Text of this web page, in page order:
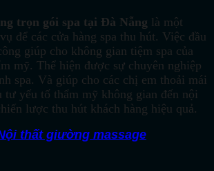
trọn gói spa tại Đà Nẵng là một
để các cửa hàng spa thu hút. Việc đầu
giúp cho không gian tiệm spa của
mỹ. Thể hiện được sự chuyên nghiệp
spa. Và giúp cho các chị em thoải mái
yếu tố thẩm mỹ không gian đến nội
lược thu hút khách hàng hiệu quả.
thất giường massage